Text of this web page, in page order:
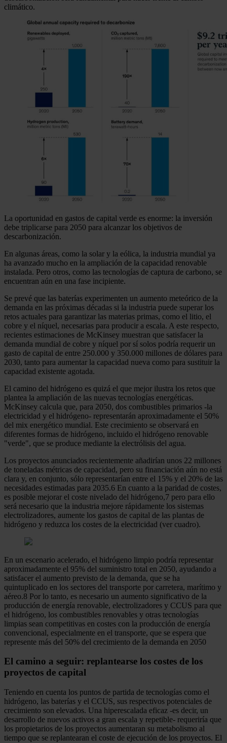
climático.
La oportunidad en gastos de capital verde es enorme: la inversión
debe triplicarse para 2050 para alcanzar los objetivos de
descarbonización.
En algunas áreas, como la solar y la eólica, la industria mundial ya
ha avanzado mucho en la ampliación de la capacidad renovable
instalada. Pero otros, como las tecnologías de captura de carbono, se
encuentran aún en una fase incipiente.
Se prevé que las baterías experimenten un aumento meteórico de la
demanda en las próximas décadas si la industria puede superar los
retos actuales para garantizar las materias primas, como el litio, el
cobre y el níquel, necesarias para producir a escala. A este respecto,
recientes estimaciones de McKinsey muestran que satisfacer la
demanda mundial de cobre y níquel por sí solos podría requerir un
gasto de capital de entre 250.000 y 350.000 millones de dólares para
2030, tanto para aumentar la capacidad nueva como para sustituir la
capacidad existente agotada.
El camino del hidrógeno es quizá el que mejor ilustra los retos que
plantea la ampliación de las nuevas tecnologías energéticas.
McKinsey calcula que, para 2050, dos combustibles primarios -la
electricidad y el hidrógeno- representarán aproximadamente el 50%
del mix energético mundial. Este crecimiento se observará en
diferentes formas de hidrógeno, incluido el hidrógeno renovable
"verde", que se produce mediante la electrólisis del agua.
Los proyectos anunciados recientemente añadirían unos 22 millones
de toneladas métricas de capacidad, pero su financiación aún no está
clara y, en conjunto, sólo representarían entre el 15% y el 20% de las
necesidades estimadas para 2035.6 En cuanto a la paridad de costes,
es posible mejorar el coste nivelado del hidrógeno,7 pero para ello
será necesario que la industria mejore rápidamente los sistemas
electrolizadores, aumente los gastos de capital de las plantas de
hidrógeno y reduzca los costes de la electricidad (ver cuadro).
En un escenario acelerado, el hidrógeno limpio podría representar
aproximadamente el 95% del suministro total en 2050, ayudando a
satisfacer el aumento previsto de la demanda, que se ha
quintuplicado en los sectores del transporte por carretera, marítimo y
aéreo.8 Por lo tanto, es necesario un aumento significativo de la
producción de energía renovable, electrolizadores y CCUS para que
el hidrógeno, los combustibles renovables y otras tecnologías
limpias sean competitivas en costes con la producción de energía
convencional, especialmente en el transporte, que se espera que
represente más del 50% del crecimiento de la demanda en 2050
El camino a seguir: replantearse los costes de los
proyectos de capital
Teniendo en cuenta los puntos de partida de tecnologías como el
hidrógeno, las baterías y el CCUS, sus respectivos potenciales de
crecimiento son elevados. Una hiperescalada eficaz -es decir, un
desarrollo de nuevos activos a gran escala y repetible- requeriría que
los propietarios de los proyectos aumentaran su metabolismo al
tiempo que se replantearan el coste de ejecución de los proyectos. El